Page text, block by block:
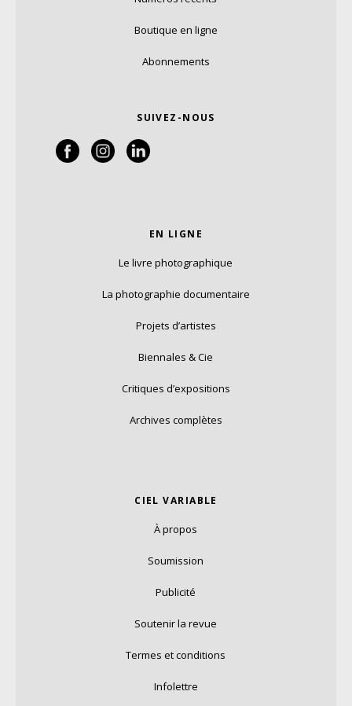
Boutique en ligne
Abonnements
SUIVEZ-NOUS
EN LIGNE
Le livre photographique
La photographie documentaire
Projets d’artistes
Biennales & Cie
Critiques d’expositions
Archives complètes
CIEL VARIABLE
À propos
Soumission
Publicité
Soutenir la revue
Termes et conditions
Infolettre